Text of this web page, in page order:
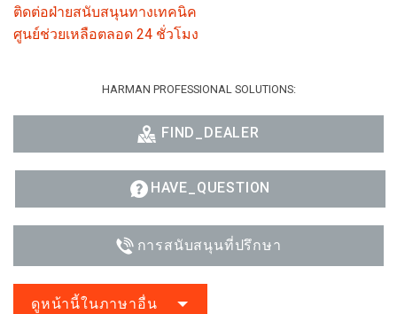
ติดต่อฝ่ายสนับสนุนทางเทคนิค
ศูนย์ช่วยเหลือตลอด 24 ชั่วโมง
HARMAN PROFESSIONAL SOLUTIONS:
FIND_DEALER
HAVE_QUESTION
การสนับสนุนที่ปรึกษา
ดูหน้านี้ในภาษาอื่น